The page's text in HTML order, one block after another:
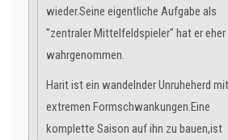
wieder.Seine eigentliche Aufgabe als
"zentraler Mittelfeldspieler" hat er eher
wahrgenommen.
Harit ist ein wandelnder Unruheherd mit
extremen Formschwankungen.Eine
komplette Saison auf ihn zu bauen,ist